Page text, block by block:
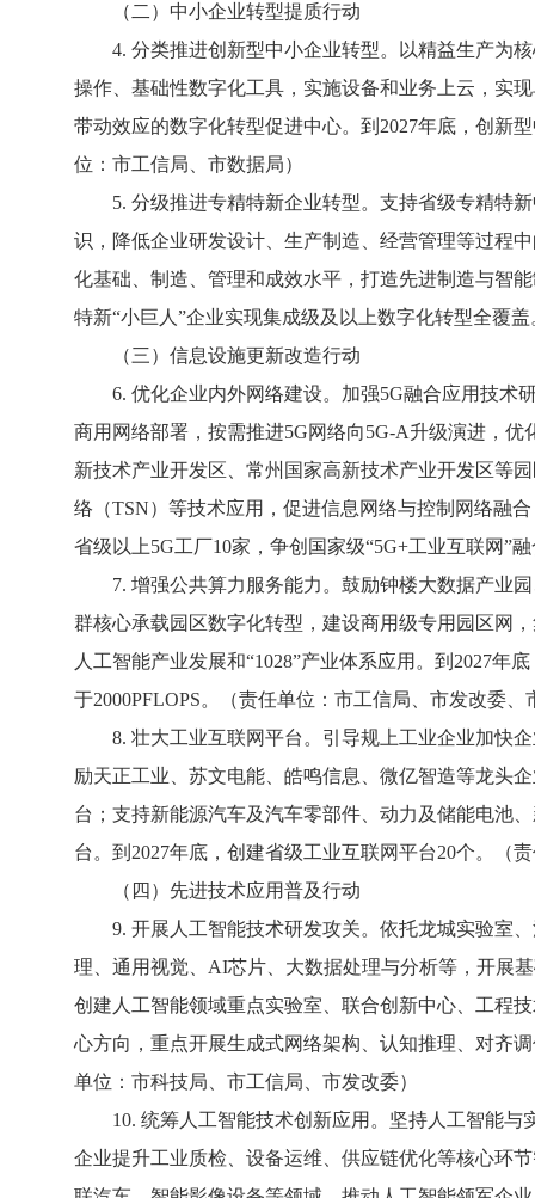
（二）中小企业转型提质行动
4. 分类推进创新型中小企业转型。以精益生产为核
操作、基础性数字化工具，实施设备和业务上云，实
带动效应的数字化转型促进中心。到2027年底，创新
位：市工信局、市数据局）
5. 分级推进专精特新企业转型。支持省级专精特新
识，降低企业研发设计、生产制造、经营管理等过程
化基础、制造、管理和成效水平，打造先进制造与智
特新“小巨人”企业实现集成级及以上数字化转型全覆
（三）信息设施更新改造行动
6. 优化企业内外网络建设。加强5G融合应用技术研
商用网络部署，按需推进5G网络向5G-A升级演进，
新技术产业开发区、常州国家高新技术产业开发区等
络（TSN）等技术应用，促进信息网络与控制网络融
省级以上5G工厂10家，争创国家级“5G+工业互联网”
7. 增强公共算力服务能力。鼓励钟楼大数据产业园
群核心承载园区数字化转型，建设商用级专用园区网
人工智能产业发展和“1028”产业体系应用。到2027年
于2000PFLOPS。（责任单位：市工信局、市发改委
8. 壮大工业互联网平台。引导规上工业企业加快企
励天正工业、苏文电能、皓鸣信息、微亿智造等龙头
台；支持新能源汽车及汽车零部件、动力及储能电池
台。到2027年底，创建省级工业互联网平台20个。（
（四）先进技术应用普及行动
9. 开展人工智能技术研发攻关。依托龙城实验室、
理、通用视觉、AI芯片、大数据处理与分析等，开展
创建人工智能领域重点实验室、联合创新中心、工程
心方向，重点开展生成式网络架构、认知推理、对齐
单位：市科技局、市工信局、市发改委）
10. 统筹人工智能技术创新应用。坚持人工智能与
企业提升工业质检、设备运维、供应链优化等核心环